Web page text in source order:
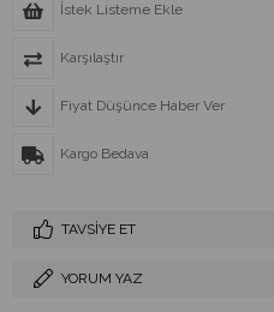
İstek Listeme Ekle
Karşılaştır
Fiyat Düşünce Haber Ver
Kargo Bedava
TAVSIYE ET
YORUM YAZ